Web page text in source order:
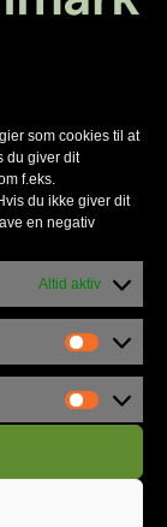
som cookies til at
du giver dit
f.eks.
du ikke giver dit
en negativ
Altid aktiv
vores
Den
daglige
fortsat
– det